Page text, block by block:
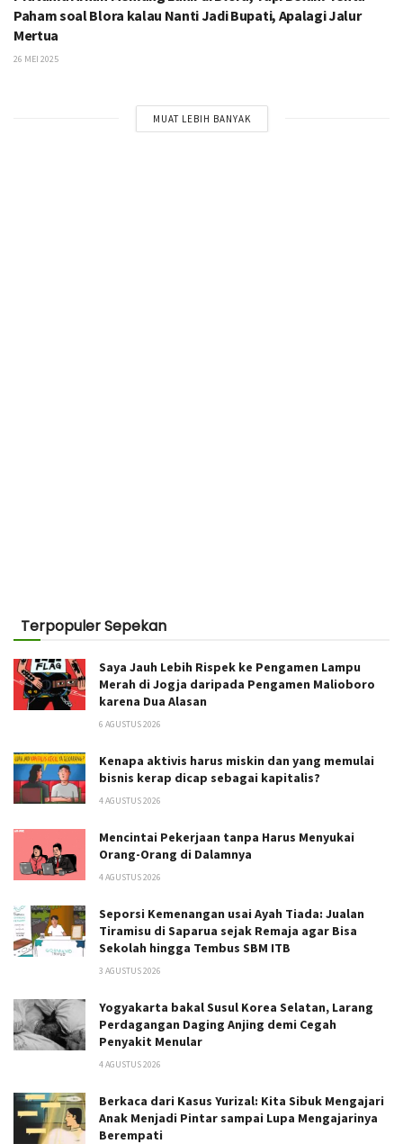
Paham soal Blora kalau Nanti Jadi Bupati, Apalagi Jalur
Mertua
26 MEI 2025
MUAT LEBIH BANYAK
Terpopuler Sepekan
Saya Jauh Lebih Rispek ke Pengamen Lampu
Merah di Jogja daripada Pengamen Malioboro
karena Dua Alasan
6 AGUSTUS 2026
Kenapa aktivis harus miskin dan yang memulai
bisnis kerap dicap sebagai kapitalis?
4 AGUSTUS 2026
Mencintai Pekerjaan tanpa Harus Menyukai
Orang-Orang di Dalamnya
4 AGUSTUS 2026
Seporsi Kemenangan usai Ayah Tiada: Jualan
Tiramisu di Saparua sejak Remaja agar Bisa
Sekolah hingga Tembus SBM ITB
3 AGUSTUS 2026
Yogyakarta bakal Susul Korea Selatan, Larang
Perdagangan Daging Anjing demi Cegah
Penyakit Menular
4 AGUSTUS 2026
Berkaca dari Kasus Yurizal: Kita Sibuk Mengajari
Anak Menjadi Pintar sampai Lupa Mengajarinya
Berempati